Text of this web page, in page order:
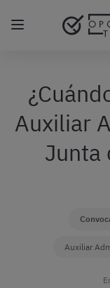
Auxiliar
Junta
Auxiliar